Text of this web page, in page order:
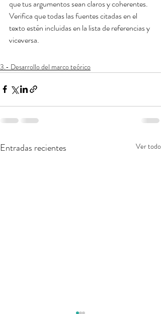
que tus argumentos sean claros y coherentes.
Verifica que todas las fuentes citadas en el
texto estén incluidas en la lista de referencias y
viceversa.
3.- Desarrollo del marco teórico
Entradas recientes Ver todo